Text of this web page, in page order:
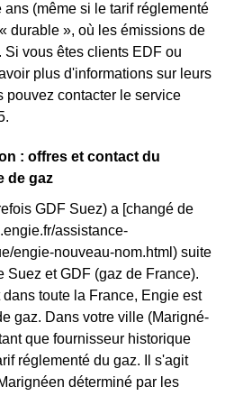
(même si le tarif réglementé
durable », où les émissions de
vous êtes clients EDF ou
plus d'informations sur leurs
pouvez contacter le service
: offres et contact du
de gaz
GDF Suez) a [changé de
assistance-
engie-nouveau-nom.html) suite
Suez et GDF (gaz de France).
toute la France, Engie est
gaz. Dans votre ville (Marigné-
que fournisseur historique
réglementé du gaz. Il s'agit
déterminé par les